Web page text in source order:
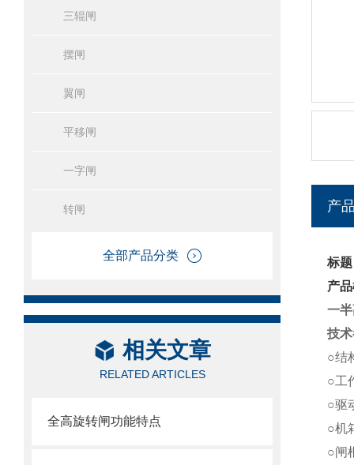
三辊闸
摆闸
翼闸
平移闸
一字闸
转闸
全部产品分类
相关文章
RELATED ARTICLES
全高旋转闸功能特点
产
标
产
一
技
○结
○工
○驱
○机
○闸